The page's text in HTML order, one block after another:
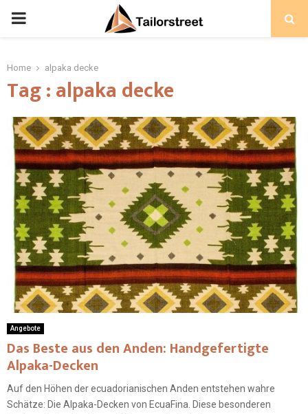
PRIMARY
Home alpaka decke
Tag : alpaka decke
Angebote
Das Beste aus den Anden: Handgefertigte
Alpaka-Decken
Auf den Höhen der ecuadorianischen Anden entstehen wahre
Schätze: Die Alpaka-Decken von EcuaFina. Diese besonderen